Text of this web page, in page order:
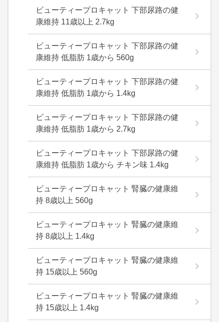
ビューティープロキャット 下部尿路の健
康維持 11歳以上 2.7kg
ビューティープロキャット 下部尿路の健
康維持 低脂肪 1歳から 560g
ビューティープロキャット 下部尿路の健
康維持 低脂肪 1歳から 1.4kg
ビューティープロキャット 下部尿路の健
康維持 低脂肪 1歳から 2.7kg
ビューティープロキャット 下部尿路の健
康維持 低脂肪 1歳から チキン味 1.4kg
ビューティープロキャット 腎臓の健康維
持 8歳以上 560g
ビューティープロキャット 腎臓の健康維
持 8歳以上 1.4kg
ビューティープロキャット 腎臓の健康維
持 15歳以上 560g
ビューティープロキャット 腎臓の健康維
持 15歳以上 1.4kg